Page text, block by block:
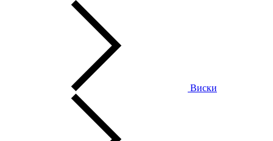
Виски